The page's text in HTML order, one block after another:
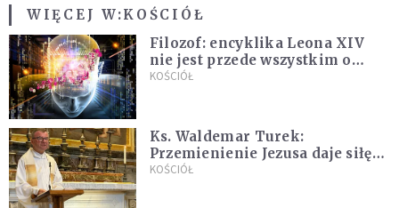
WIĘCEJ W:KOŚCIÓŁ
Filozof: encyklika Leona XIV
nie jest przede wszystkim o
sztucznej inteligencji
KOŚCIÓŁ
Ks. Waldemar Turek:
Przemienienie Jezusa daje siłę
do pokonywania przeciwności
KOŚCIÓŁ